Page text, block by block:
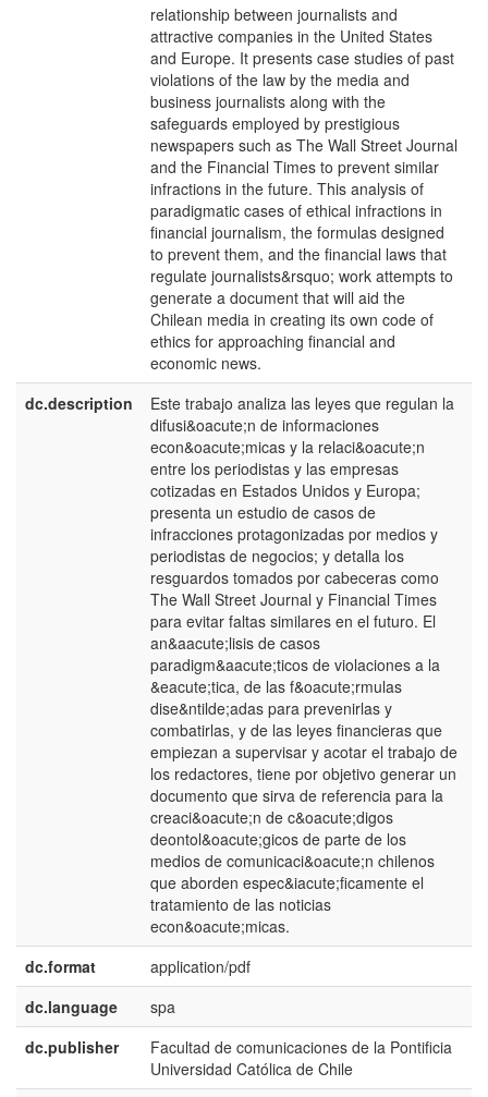
relationship between journalists and
attractive companies in the United States
and Europe. It presents case studies of past
violations of the law by the media and
business journalists along with the
safeguards employed by prestigious
newspapers such as The Wall Street Journal
and the Financial Times to prevent similar
infractions in the future. This analysis of
paradigmatic cases of ethical infractions in
financial journalism, the formulas designed
to prevent them, and the financial laws that
regulate journalists&rsquo; work attempts to
generate a document that will aid the
Chilean media in creating its own code of
ethics for approaching financial and
economic news.
dc.description
Este trabajo analiza las leyes que regulan la
difusi&oacute;n de informaciones
econ&oacute;micas y la relaci&oacute;n
entre los periodistas y las empresas
cotizadas en Estados Unidos y Europa;
presenta un estudio de casos de
infracciones protagonizadas por medios y
periodistas de negocios; y detalla los
resguardos tomados por cabeceras como
The Wall Street Journal y Financial Times
para evitar faltas similares en el futuro. El
an&aacute;lisis de casos
paradigm&aacute;ticos de violaciones a la
&eacute;tica, de las f&oacute;rmulas
dise&ntilde;adas para prevenirlas y
combatirlas, y de las leyes financieras que
empiezan a supervisar y acotar el trabajo de
los redactores, tiene por objetivo generar un
documento que sirva de referencia para la
creaci&oacute;n de c&oacute;digos
deontol&oacute;gicos de parte de los
medios de comunicaci&oacute;n chilenos
que aborden espec&iacute;ficamente el
tratamiento de las noticias
econ&oacute;micas.
dc.format
application/pdf
dc.language
spa
dc.publisher
Facultad de comunicaciones de la Pontificia
Universidad Católica de Chile